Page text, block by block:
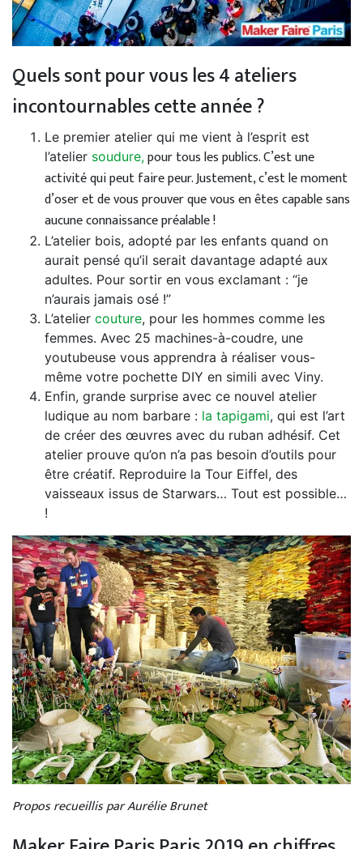
Quels sont pour vous les 4 ateliers
incontournables cette année ?
Le premier atelier qui me vient à l’esprit est
l’atelier soudure, pour tous les publics. C’est une
activité qui peut faire peur. Justement, c’est le moment
d’oser et de vous prouver que vous en êtes capable sans
aucune connaissance préalable !
L’atelier bois, adopté par les enfants quand on
aurait pensé qu’il serait davantage adapté aux
adultes. Pour sortir en vous exclamant : “je
n’aurais jamais osé !”
L’atelier couture, pour les hommes comme les
femmes. Avec 25 machines-à-coudre, une
youtubeuse vous apprendra à réaliser vous-
même votre pochette DIY en simili avec Viny.
Enfin, grande surprise avec ce nouvel atelier
ludique au nom barbare : la tapigami, qui est l’art
de créer des œuvres avec du ruban adhésif. Cet
atelier prouve qu’on n’a pas besoin d’outils pour
être créatif. Reproduire la Tour Eiffel, des
vaisseaux issus de Starwars… Tout est possible…
!
Propos recueillis par Aurélie Brunet